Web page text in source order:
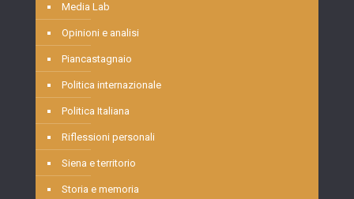
Media Lab
Opinioni e analisi
Piancastagnaio
Politica internazionale
Politica Italiana
Riflessioni personali
Siena e territorio
Storia e memoria